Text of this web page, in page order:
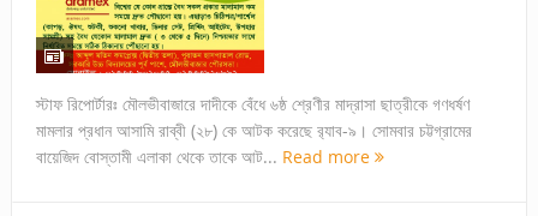
স্টাফ রিপোর্টারঃ মৌলভীবাজারে দাদীকে বেঁধে ৬ষ্ঠ শ্রেণীর মাদ্রাসা ছাত্রীকে গণধর্ষণ
মামলার প্রধান আসামি রাব্বী (২৮) কে আটক করেছে র‌্যাব-৯। সোমবার চট্টগ্রামের
বায়েজিদ বোস্তামী এলাকা থেকে তাকে আট... Read more